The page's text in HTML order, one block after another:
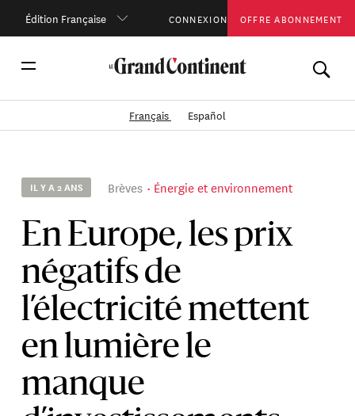
Édition Française CONNEXION OFFRE ABONNEMENT
Français Español
IL Y A 2 ANS Brèves Énergie et environnement
En Europe, les prix
négatifs de
l’électricité mettent
en lumière le
manque